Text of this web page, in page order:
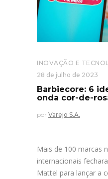
INOVAÇÃO E
28 de julho de 2023
Barbiecore: 6
onda cor-de-
por Varejo S.A.
Mais de 100 marcas
internacionais
Mattel para lançar a